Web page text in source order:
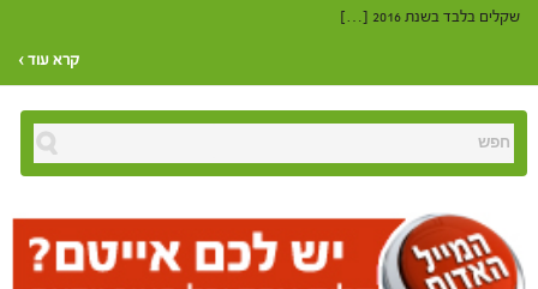
שקלים בלבד בשנת 2016 […]
קרא עוד ›